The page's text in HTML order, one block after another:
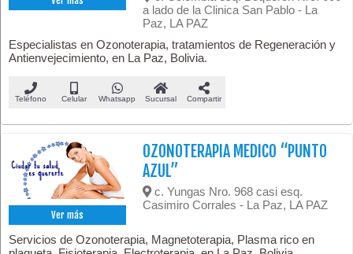
a lado de la Clinica San Pablo - La
Paz, LA PAZ
Especialistas en Ozonoterapia, tratamientos de Regeneración y
Antienvejecimiento, en La Paz, Bolivia.
Teléfono Celular Whatsapp Sucursal Compartir
Ver más
OZONOTERAPIA MEDICO “PUNTO
AZUL”
c. Yungas Nro. 968 casi esq.
Casimiro Corrales - La Paz, LA PAZ
Servicios de Ozonoterapia, Magnetoterapia, Plasma rico en